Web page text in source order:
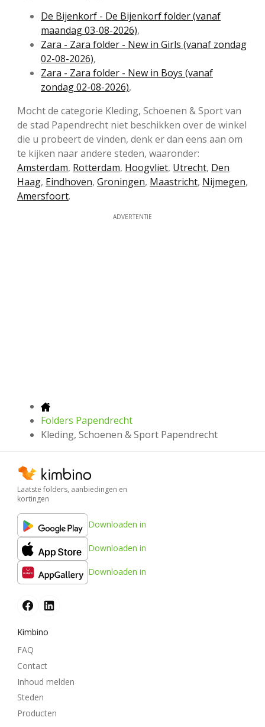
De Bijenkorf - De Bijenkorf folder (vanaf
maandag 03-08-2026),
Zara - Zara folder - New in Girls (vanaf zondag
02-08-2026),
Zara - Zara folder - New in Boys (vanaf
zondag 02-08-2026),
Mocht de categorie Kleding, Schoenen & Sport van
de stad Papendrecht niet beschikken over de winkel
die u probeert de vinden, denk er dan eens aan om
te kijken naar andere steden, waaronder:
Amsterdam, Rotterdam, Hoogvliet, Utrecht, Den
Haag, Eindhoven, Groningen, Maastricht, Nijmegen,
Amersfoort.
ADVERTENTIE
Folders Papendrecht
Kleding, Schoenen & Sport Papendrecht
Laatste folders, aanbiedingen en
kortingen
Downloaden in
Downloaden in
Downloaden in
Kimbino
FAQ
Contact
Inhoud melden
Steden
Producten